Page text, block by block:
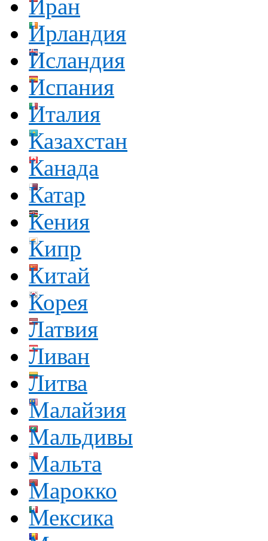
Иран
Ирландия
Исландия
Испания
Италия
Казахстан
Канада
Катар
Кения
Кипр
Китай
Корея
Латвия
Ливан
Литва
Малайзия
Мальдивы
Мальта
Марокко
Мексика